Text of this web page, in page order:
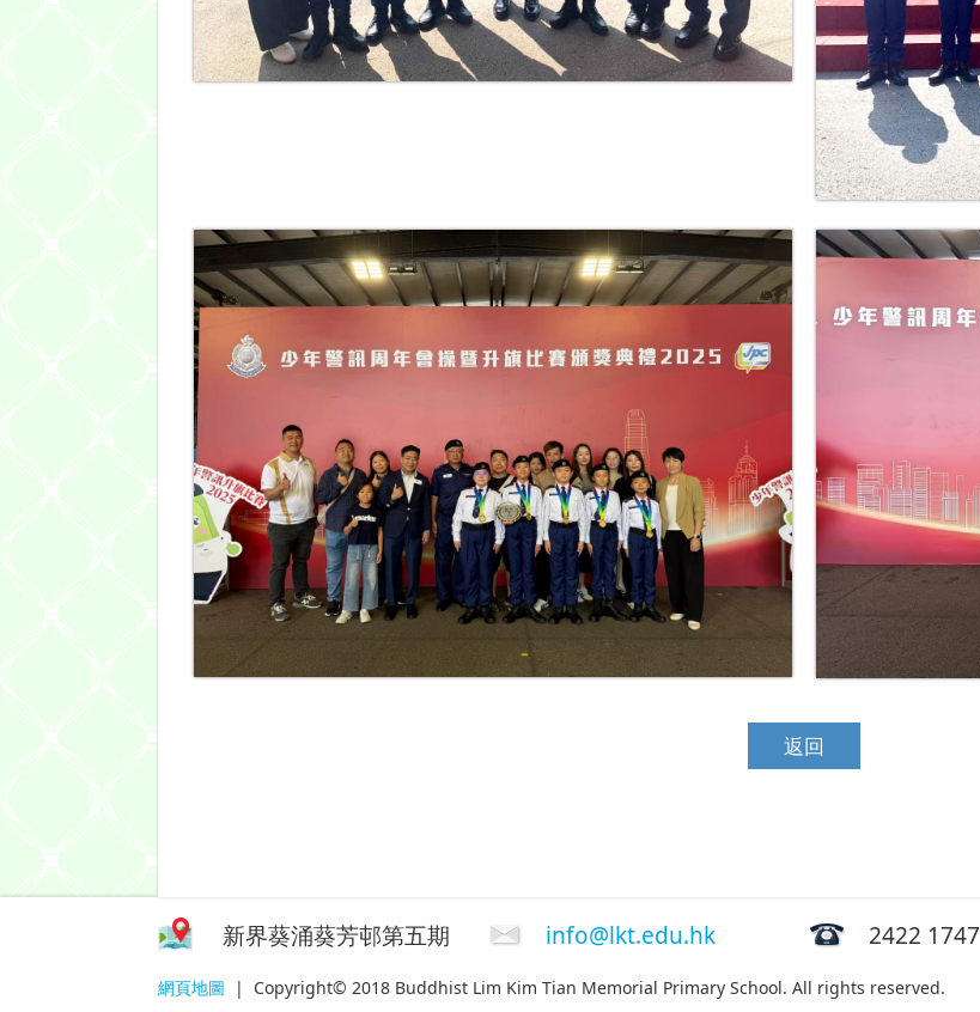
返回
新界葵涌葵芳邨第五期 info@lkt.edu.hk 2422 1747
網頁地圖 | Copyright© 2018 Buddhist Lim Kim Tian Memorial Primary School. All rights reserved.